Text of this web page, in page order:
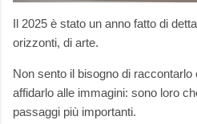
Il 2025 è stato un anno fatto di
orizzonti, di arte.
Non sento il bisogno di
affidarlo alle immagini: sono loro
passaggi più importanti.